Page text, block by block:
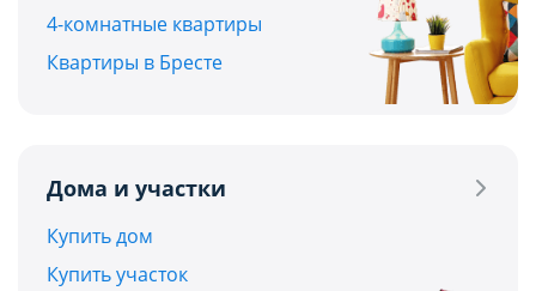
4-комнатные квартиры
Квартиры в Бресте
Дома и участки
Купить дом
Купить участок